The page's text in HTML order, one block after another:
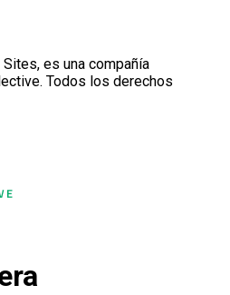
es una compañía
Todos los derechos